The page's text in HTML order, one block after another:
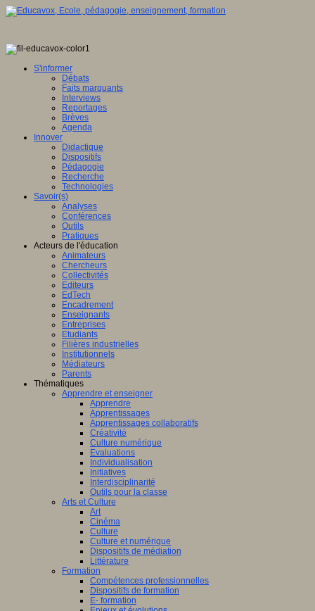
S'informer
Débats
Faits marquants
Interviews
Reportages
Brèves
Agenda
Innover
Didactique
Dispositifs
Pédagogie
Recherche
Technologies
Savoir(s)
Analyses
Conférences
Outils
Pratiques
Acteurs de l'éducation
Animateurs
Chercheurs
Collectivités
Editeurs
EdTech
Encadrement
Enseignants
Entreprises
Etudiants
Filières industrielles
Institutionnels
Médiateurs
Parents
Thématiques
Apprendre et enseigner
Apprendre
Apprentissages
Apprentissages collaboratifs
Créativité
Culture numérique
Evaluations
Individualisation
Initiatives
Interdisciplinarité
Outils pour la classe
Arts et Culture
Art
Cinéma
Culture
Culture et numérique
Dispositifs de médiation
Littérature
Formation
Compétences professionnelles
Dispositifs de formation
E- formation